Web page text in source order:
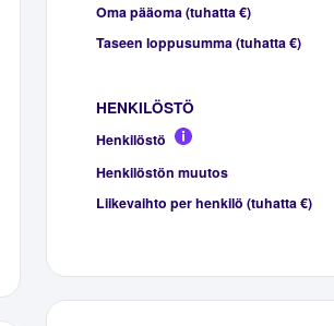
Oma pääoma (tuhatta €)
Taseen loppusumma (tuhatta €)
HENKILÖSTÖ
Henkilöstö
Henkilöstön muutos
Liikevaihto per henkilö (tuhatta €)